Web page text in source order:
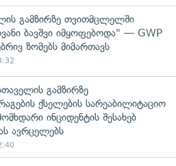
გამზირზე თვითმცლელში
ბავშვი იმყოფებოდა" — GWP
ზომებს მიმართავს
გამზირზე
ქსელების სარეაბილიტაციო
ინციდენტის შესახებ
ავრცელებს